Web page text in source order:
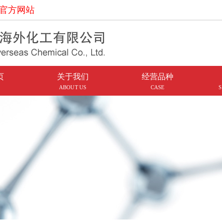
方网站
关于我们
ABOUT US
公司简介
海外资质
经营品种
CASE
醋酸
氯化物
柴汽油